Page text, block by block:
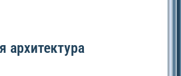
архитектура